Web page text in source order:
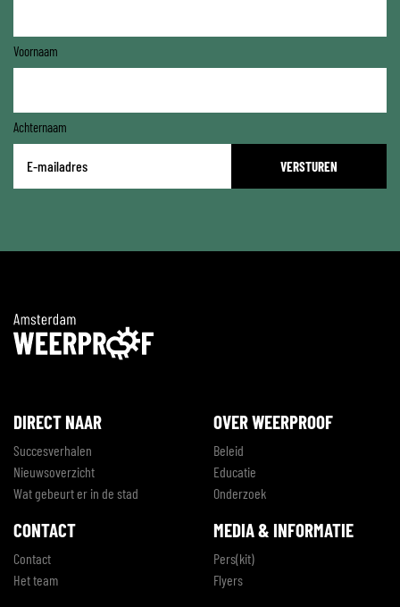
Voornaam
Achternaam
mailadres
DIRECT NAAR
Succesverhalen
Nieuwsoverzicht
Wat gebeurt er in de stad
OVER WEERPROOF
Beleid
Educatie
Onderzoek
CONTACT
Contact
Het team
MEDIA & INFORMATIE
Pers(kit)
Flyers